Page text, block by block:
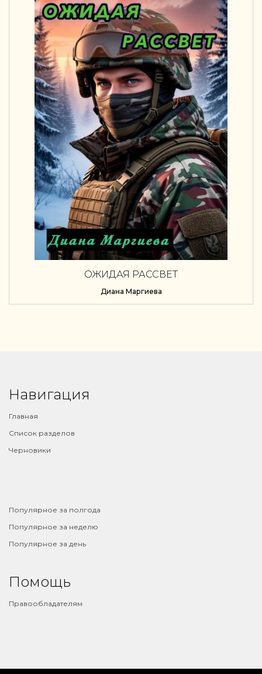
ОЖИДАЯ РАССВЕТ
Диана Маргиева
Навигация
Главная
Список разделов
Черновики
Популярное за полгода
Популярное за неделю
Популярное за день
Помощь
Правообладателям